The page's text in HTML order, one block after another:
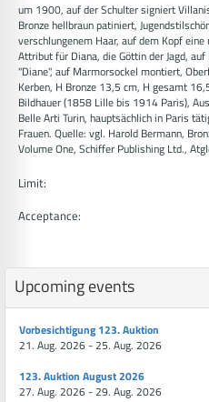
um 1900, auf der Schulter signiert
Bronze hellbraun patiniert,
verschlungenem Haar, auf dem Kopf
Attribut für Diana, die Göttin der Jagd,
"Diane", auf Marmorsockel montiert,
Kerben, H Bronze 13,5 cm, H gesamt
Bildhauer (1858 Lille bis 1914 Paris),
Belle Arti Turin, hauptsächlich in Paris
Frauen. Quelle: vgl. Harold Bermann,
Volume One, Schiffer Publishing Ltd.,
Limit:
Acceptance:
Upcoming events
Vorbesichtigung 123. Auktion
21. Aug. 2026 - 25. Aug. 2026
123. Auktion August 2026
27. Aug. 2026 - 29. Aug. 2026